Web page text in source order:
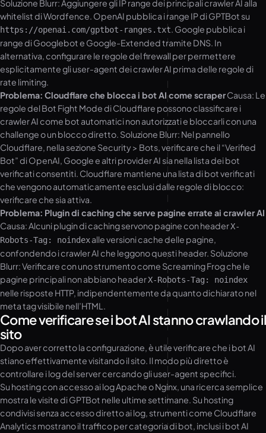
Soluzione Blurr: Aggiungere gli IP range dei principali crawler AI alla
whitelist di Wordfence. OpenAI pubblica i range IP di GPTBot su
https://openai.com/gptbot-ranges.txt. Google pubblica i
range di Googlebot e Google-Extended tramite DNS. In
alternativa, configurare le regole del firewall per permettere
esplicitamente gli user-agent dei crawler AI prima delle regole di
rate limiting.
Problema: Cloudflare che blocca i bot AI come scraperCausa: Le
regole del Bot Fight Mode di Cloudflare possono classificare i
crawler AI come bot automatici non autorizzati e bloccarli con una
challenge o un blocco diretto. Soluzione Blurr: Nel pannello
Cloudflare, nella sezione Security > Bots, verificare che il “Verified
Bot” di OpenAI, Google e altri provider AI sia nella lista dei bot
verificati consentiti. Cloudflare mantiene una lista di bot verificati
che vengono automaticamente esclusi dalle regole di blocco:
verificare che sia attiva.
Problema: Plugin di caching che serve pagine errate ai crawler AI
Causa: Alcuni plugin di caching servono pagine con headerX-
Robots-Tag: noindexalle versioni cache delle pagine,
confondendo i crawler AI che leggono questi header. Soluzione
Blurr: Verificare con uno strumento come Screaming Frog che le
pagine principali non abbiano headerX-Robots-Tag: noindex
nelle risposte HTTP, indipendentemente da quanto dichiarato nel
meta tag visibile nell’HTML.
Come verificare se i bot AI stanno crawlando il
sito
Dopo aver corretto la configurazione, è utile verificare che i bot AI
stiano effettivamente visitando il sito. Il modo più diretto è
controllare i log del server cercando gli user-agent specifici.
Su hosting con accesso ai log Apache o Nginx, una ricerca semplice
mostra le visite di GPTBot nelle ultime settimane. Su hosting
condivisi senza accesso diretto ai log, strumenti come Cloudflare
Analytics mostrano il traffico per categoria di bot, inclusi i bot AI